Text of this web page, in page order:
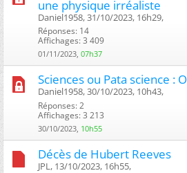
une physique irréaliste
Daniel1958, 31/10/2023, 16h29, ‎
Réponses: 14
Affichages: 3 409
01/11/2023, 07h37
Sciences ou Pata science :
Daniel1958, 30/10/2023, 10h43, ‎
Réponses: 2
Affichages: 3 213
30/10/2023, 10h55
Décès de Hubert Reeves
JPL, 13/10/2023, 16h55, ‎